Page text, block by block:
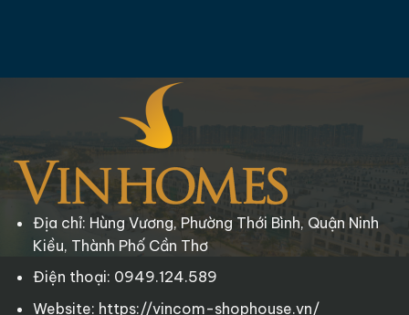
Địa chỉ: Hùng Vương, Phường Thới Bình, Quận Ninh
Kiều, Thành Phố Cần Thơ
Điện thoại: 0949.124.589
Website: https://vincom-shophouse.vn/